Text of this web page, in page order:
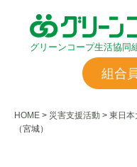
グリーンコープ生活協同
組合
HOME > 災害支援活動 > 東日本
（宮城）